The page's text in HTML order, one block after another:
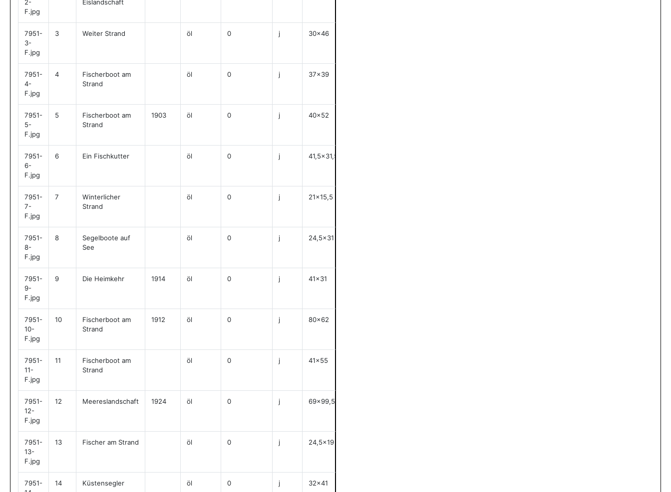
2-
F.jpg
Eislandschaft
7951-
3-
F.jpg
3 Weiter Strand öl 0 j
30x46
7951-
4-
F.jpg
4
Fischerboot am
Strand
öl 0 j
37x39
7951-
5-
F.jpg
5
Fischerboot am
Strand
1903 öl 0 j
40x52
7951-
6-
F.jpg
6 Ein Fischkutter öl 0 j
41,5x31,5
7951-
7-
F.jpg
7
Winterlicher
Strand
öl 0 j
21x15,5
7951-
8-
F.jpg
8
Segelboote auf
See
öl 0 j
24,5x31
7951-
9-
F.jpg
9 Die Heimkehr 1914 öl 0 j
41x31
7951-
10-
F.jpg
10
Fischerboot am
Strand
1912 öl 0 j
80x62
7951-
11-
F.jpg
11
Fischerboot am
Strand
öl 0 j
41x55
7951-
12-
F.jpg
12 Meereslandschaft 1924 öl 0 j
69x99,5
7951-
13-
F.jpg
13 Fischer am Strand öl 0 j
24,5x19
7951-
14 Küstensegler öl 0 j
32x41